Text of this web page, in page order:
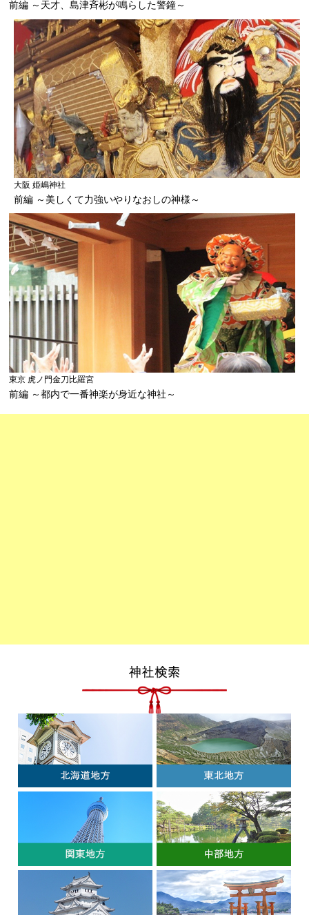
前編 ～天才、島津斉彬が鳴らした警鐘～
大阪 姫嶋神社
前編 ～美しくて力強いやりなおしの神様～
東京 虎ノ門金刀比羅宮
前編 ～都内で一番神楽が身近な神社～